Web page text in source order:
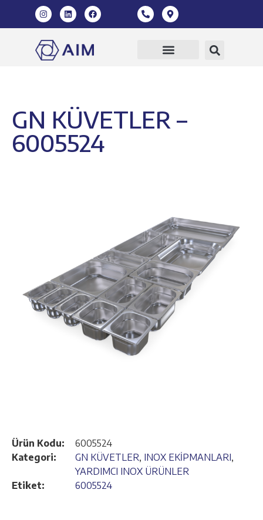
GN KÜVETLER –
6005524
Ürün Kodu:
6005524
Kategori:
GN KÜVETLER, INOX EKİPMANLARI,
YARDIMCI INOX ÜRÜNLER
Etiket:
6005524